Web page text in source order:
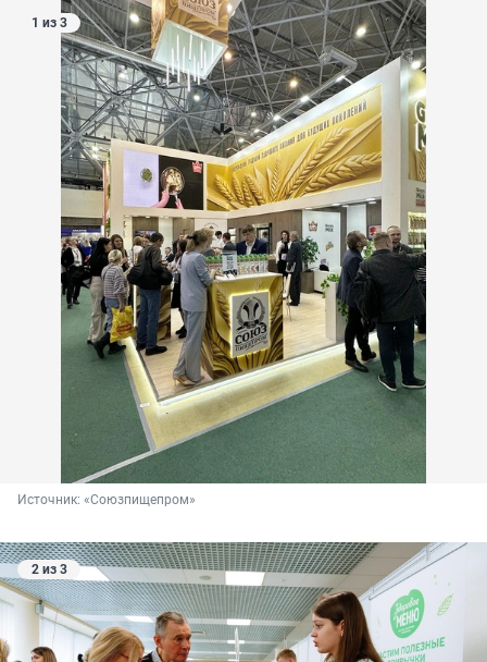
1 из 3
Источник: «Союзпищепром»
2 из 3